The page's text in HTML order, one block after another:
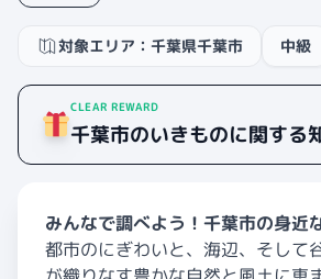
対象エリア：千葉県千葉市 中級
CLEAR REWARD
千葉市のいきものに関する
みんなで調べよう！千葉市の身近
都市のにぎわいと、海辺、そして